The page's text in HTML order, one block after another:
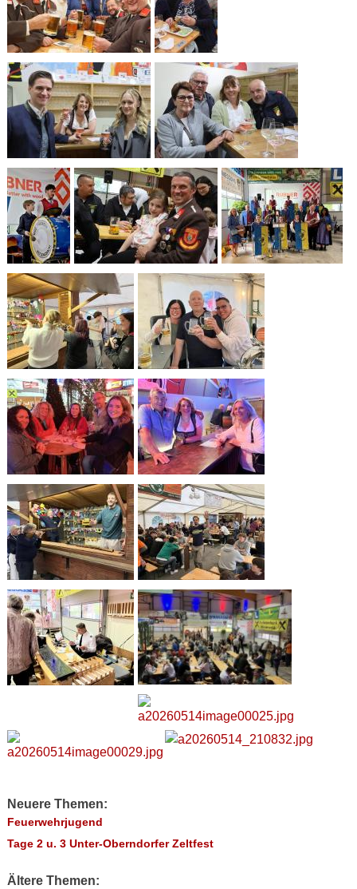
Neuere Themen:
Feuerwehrjugend
Tage 2 u. 3 Unter-Oberndorfer Zeltfest
Ältere Themen: